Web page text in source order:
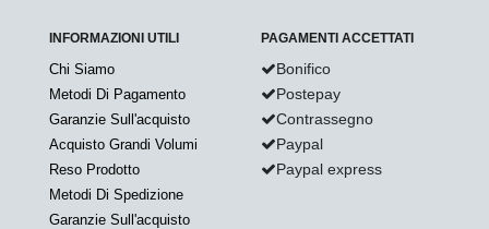
INFORMAZIONI UTILI
Chi Siamo
Metodi Di Pagamento
Garanzie Sull'acquisto
Acquisto Grandi Volumi
Reso Prodotto
Metodi Di Spedizione
Garanzie Sull'acquisto
PAGAMENTI ACCETTATI
Bonifico
Postepay
Contrassegno
Paypal
Paypal express